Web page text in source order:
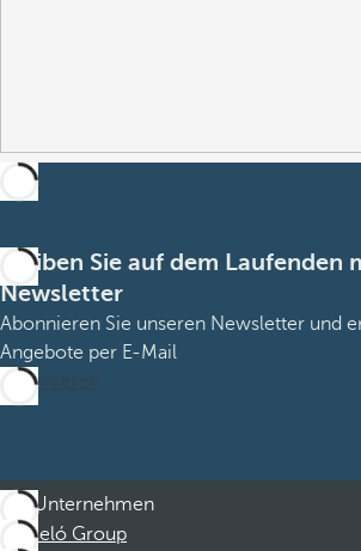
Bleiben Sie auf dem Laufenden
Newsletter
Abonnieren Sie unseren Newsletter und
Angebote per E-Mail
Abonnieren
Unternehmen
Barceló Group